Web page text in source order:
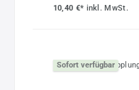
10,40 €* inkl. MwSt.
Sofort verfügbar